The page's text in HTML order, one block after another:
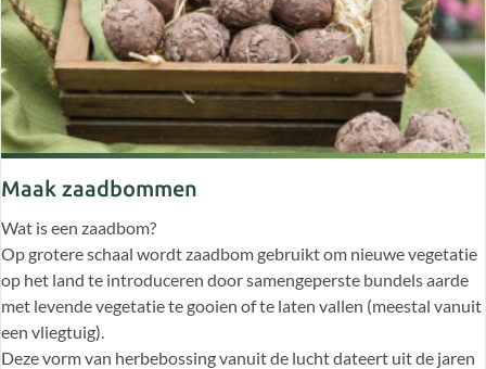
Maak zaadbommen
Wat is een zaadbom?
Op grotere schaal wordt zaadbom gebruikt om nieuwe vegetatie
op het land te introduceren door samengeperste bundels aarde
met levende vegetatie te gooien of te laten vallen (meestal vanuit
een vliegtuig).
Deze vorm van herbebossing vanuit de lucht dateert uit de jaren